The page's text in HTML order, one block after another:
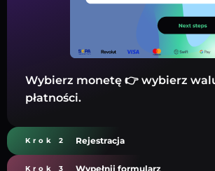
Wybierz monetę 👉 wybierz
płatności.
Krok 2 Rejestracja
Krok 3 Wypełnij formularz